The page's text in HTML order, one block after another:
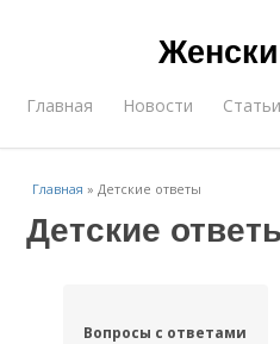
Главная Новости Статьи
Главная »Детские ответы
Детские
Вопросы с ответами